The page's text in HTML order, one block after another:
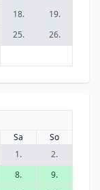
18.
19.
25.
26.
Sa
So
1.
2.
8.
9.